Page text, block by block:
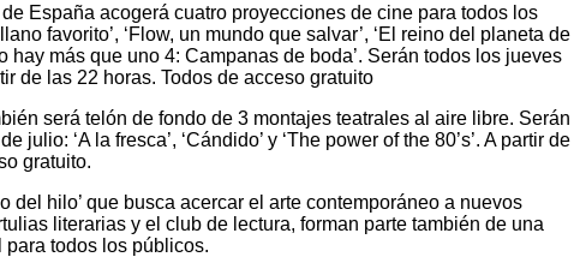
España acogerá cuatro proyecciones de cine para todos los
favorito’, ‘Flow, un mundo que salvar’, ‘El reino del planeta de
hay más que uno 4: Campanas de boda’. Serán todos los jueves
de las 22 horas. Todos de acceso gratuito
será telón de fondo de 3 montajes teatrales al aire libre. Serán
julio: ‘A la fresca’, ‘Cándido’ y ‘The power of the 80’s’. A partir de
gratuito.
del hilo’ que busca acercar el arte contemporáneo a nuevos
literarias y el club de lectura, forman parte también de una
todos los públicos.